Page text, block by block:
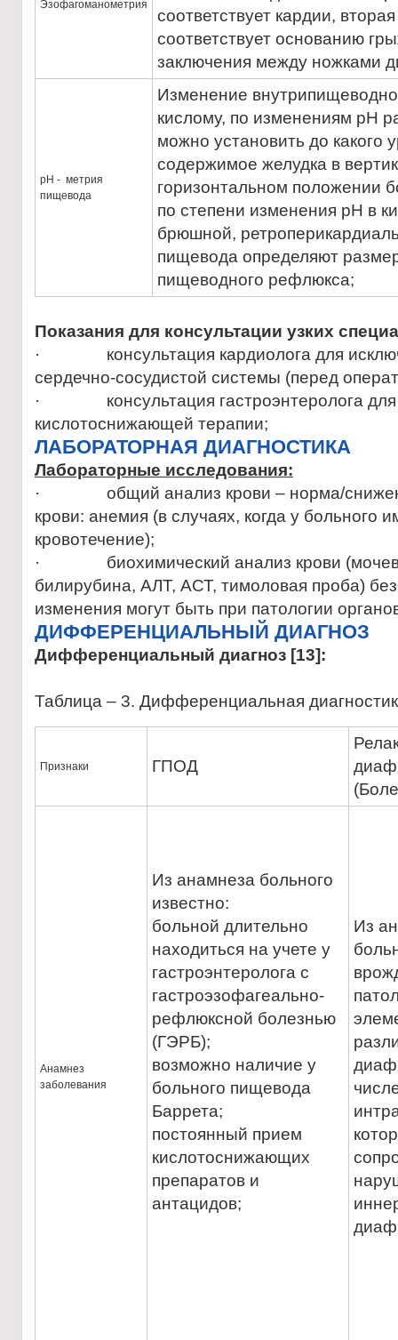
Эзофагоманометрия
соответствует кардии,
соответствует основанию
заключения между ножками
рН - метрия
пищевода
Изменение
кислому, по изменениям рН
можно установить до какого
содержимое желудка в
горизонтальном положении
по степени изменения рН в
брюшной,
пищевода определяют
пищеводного рефлюкса;
Показания для консультации узких
· консультация кардиолога для
сердечно-сосудистой системы (перед
· консультация гастроэнтеролога для
кислотоснижающей терапии;
ЛАБОРАТОРНАЯ ДИАГНОСТИКА
Лабораторные исследования:
· общий анализ крови – норма/
крови: анемия (в случаях, когда у больного
кровотечение);
· биохимический анализ крови
билирубина, АЛТ, АСТ, тимоловая проба)
изменения могут быть при патологии
ДИФФЕРЕНЦИАЛЬНЫЙ ДИАГНОЗ
Дифференциальный диагноз [13]:
Таблица – 3. Дифференциальная
Признаки ГПОД
Анамнез
заболевания
Из анамнеза больного
известно:
больной длительно
находиться на учете у
гастроэнтеролога с
гастроэзофагеально-
рефлюксной болезнью
(ГЭРБ);
возможно наличие у
больного пищевода
Баррета;
постоянный прием
кислотоснижающих
препаратов и
антацидов;
Из